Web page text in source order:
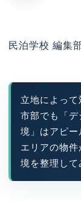
民泊学校 編集
立地によっ
市部でも「
境」はアピ
エリアの物
境を整理して